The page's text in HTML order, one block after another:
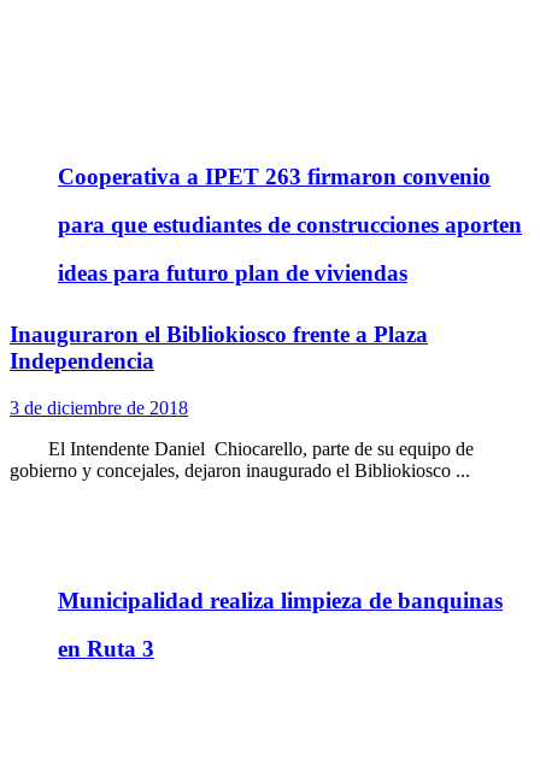
Cooperativa a IPET 263 firmaron convenio
para que estudiantes de construcciones aporten
ideas para futuro plan de viviendas
Municipalidad realiza limpieza de banquinas
en Ruta 3
Inauguraron el Bibliokiosco frente a Plaza
Independencia
3 de diciembre de 2018
El Intendente Daniel Chiocarello, parte de su equipo de
gobierno y concejales, dejaron inaugurado el Bibliokiosco ...